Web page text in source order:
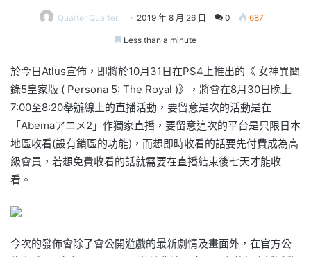
Quarter Quarter 2019 年 8 月 26 日 0 687
Less than a minute
於今日Atlus宣佈，即將於10月31日在PS4上推出的《 女神異聞
錄5皇家版 ( Persona 5: The Royal )》，將會在8月30日晚上
7:00至8:20舉辦線上的直播活動，要留意是次的活動是在
「Abemaアニメ2」作獨家直播，要留意這次的平台是只限日本
地區收看(設有鎖區的功能)，而想即時收看的話要先付費成為高
級會員，若想免費收看的話就需要在直播結束後七天才能收
看。
今次的發佈會除了會公開遊戲的最新劇情及畫面外，在官方公